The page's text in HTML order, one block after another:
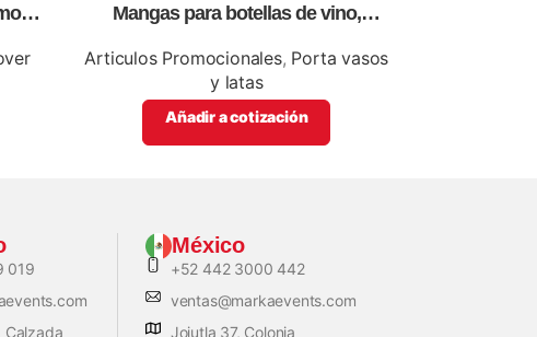
Mangas para botellas de vino,
color.
Articulos Promocionales, Porta vasos
y latas
Añadir a cotización
019
Calzada
México
+52 442 3000 442
ventas@markaevents.com
Jojutla 37, Colonia